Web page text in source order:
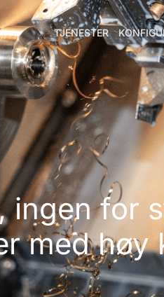
TJENESTER
ingen for
med høy